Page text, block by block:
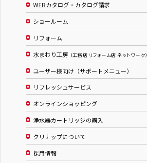
WEBカタログ・カタログ請求
ショールーム
リフォーム
水まわり工房 （工務店 リフォーム店 ネットワーク）
ユーザー様向け（サポートメニュー）
リフレッシュサービス
オンラインショッピング
浄水器カートリッジの購入
クリナップについて
採用情報